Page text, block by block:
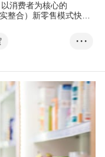
消费者为核心的
整合）新零售模式快速
了让企业捕捉零售市场
港贸发局邀得知名企业
• • •